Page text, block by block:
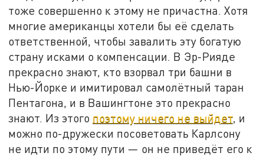
тоже совершенно к этому не причастна. Хотя
многие американцы хотели бы её сделать
ответственной, чтобы завалить эту богатую
страну исками о компенсации. В Эр-Рияде
прекрасно знают, кто взорвал три башни в
Нью-Йорке и имитировал самолётный таран
Пентагона, и в Вашингтоне это прекрасно
знают. Из этого поэтому ничего не выйдет, и
можно по-дружески посоветовать Карлсону
не идти по этому пути — он не приведёт его к